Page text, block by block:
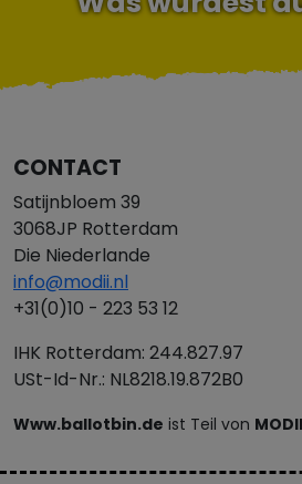
CONTACT
Satijnbloem 39
3068JP Rotterdam
Die Niederlande
info@modii.nl
+31(0)10 - 223 53 12
IHK Rotterdam: 244.827.97
USt-Id-Nr.: NL8218.19.872B0
Www.ballotbin.de ist Teil von MODII